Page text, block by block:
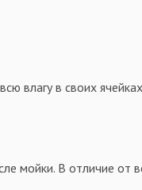
влагу в своих
мойки. В отличие от